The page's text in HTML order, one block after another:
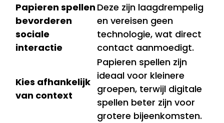
Papieren spellen
bevorderen
sociale
interactie
Deze zijn laagdrempelig
en vereisen geen
technologie, wat direct
contact aanmoedigt.
Kies afhankelijk
van context
Papieren spellen zijn
ideaal voor kleinere
groepen, terwijl digitale
spellen beter zijn voor
grotere bijeenkomsten.